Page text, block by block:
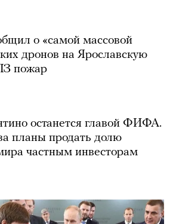
о «самой массовой
дронов на Ярославскую
пожар
останется главой ФИФА.
планы продать долю
частным инвесторам